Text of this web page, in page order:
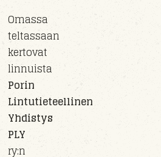
Omassa
teltassaan
kertovat
linnuista
Porin
Lintutieteellinen
Yhdistys
PLY
ry:n